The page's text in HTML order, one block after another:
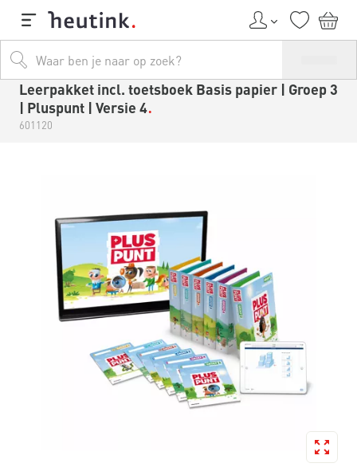
Leerpakket incl. toetsboek Basis papier | Groep 3
| Pluspunt | Versie 4
601120